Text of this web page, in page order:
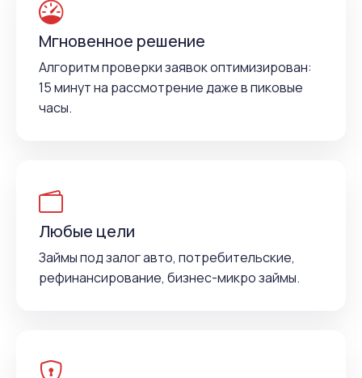
Мгновенное решение
Алгоритм проверки заявок оптимизирован:
15 минут на рассмотрение даже в пиковые
часы.
Любые цели
Займы под залог авто, потребительские,
рефинансирование, бизнес-микро займы.